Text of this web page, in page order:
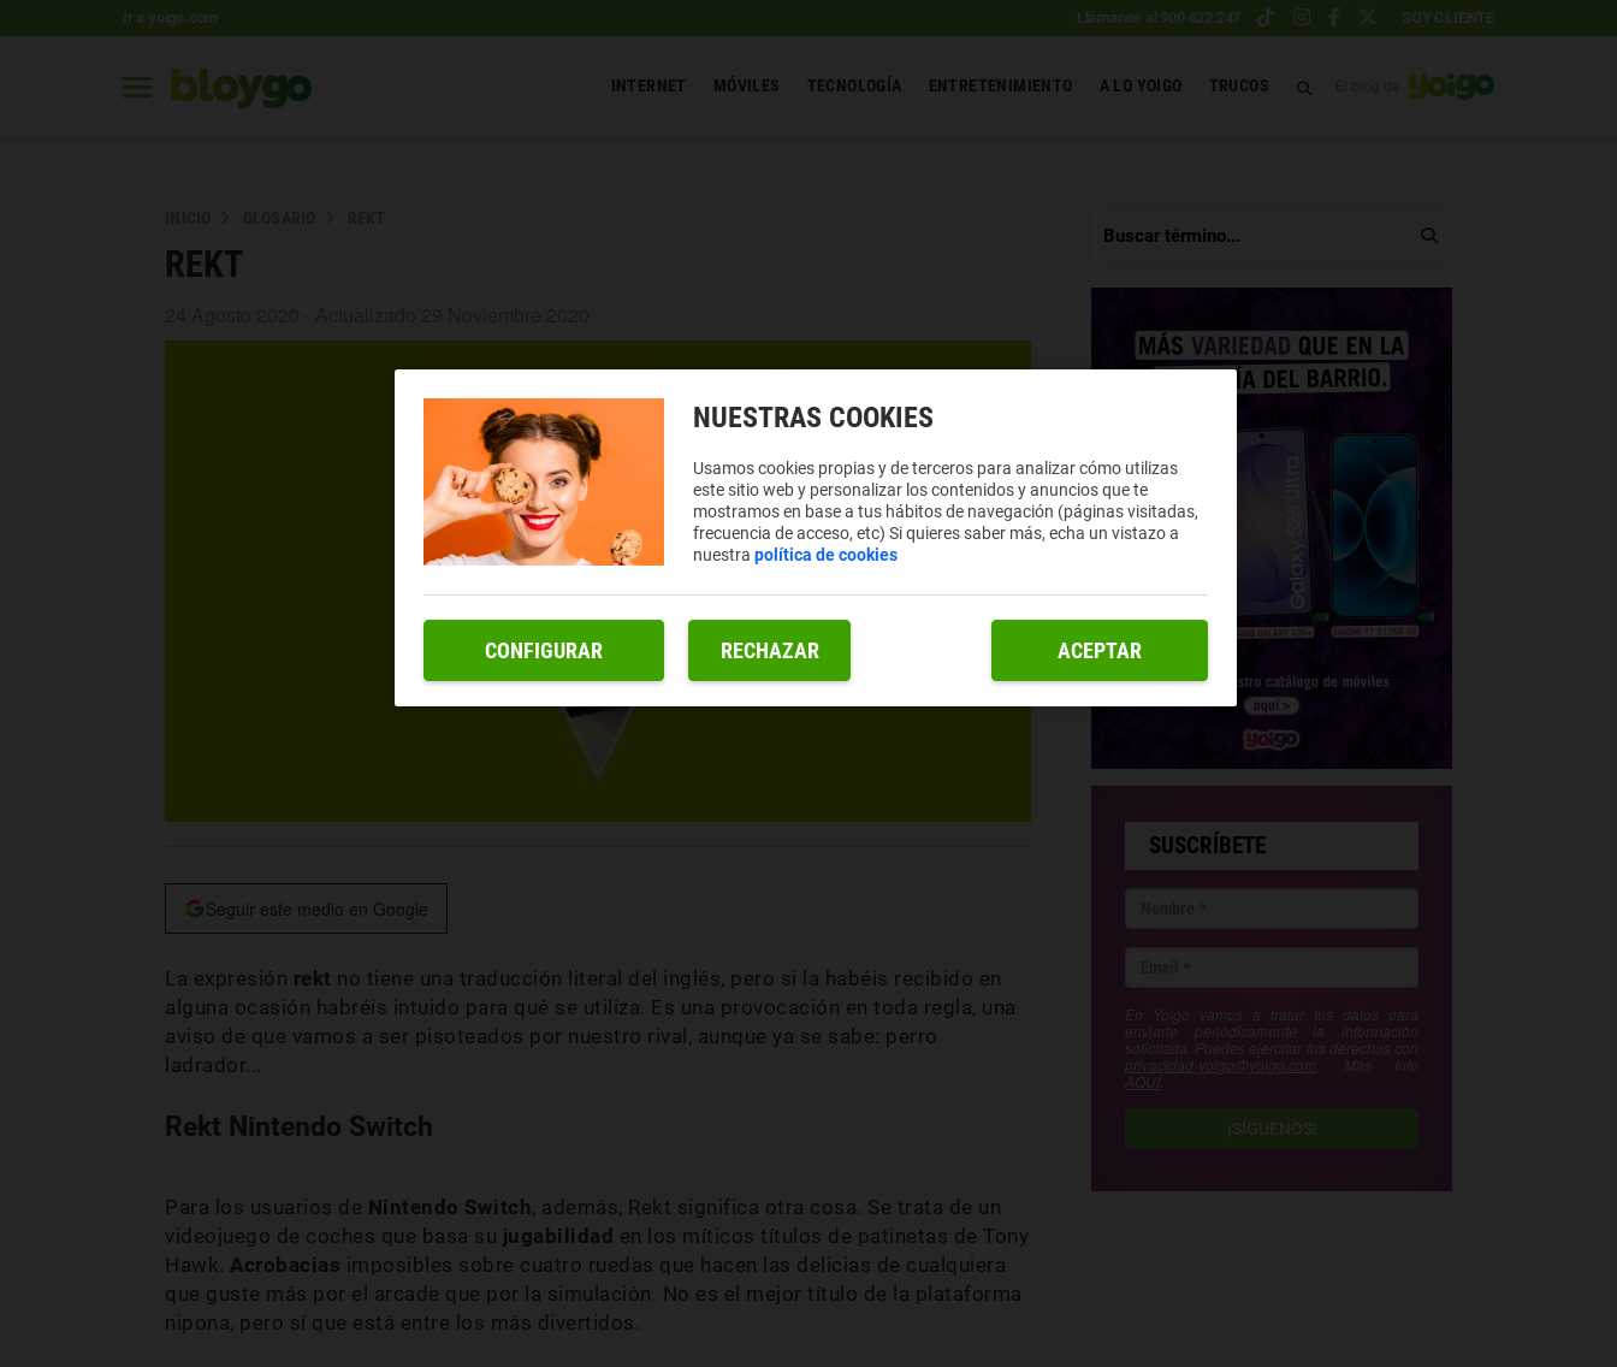
Ir a yoigo.com Llámanos al 900 622 247 SOY CLIENTE
INTERNET MÓVILES TECNOLOGÍA ENTRETENIMIENTO A LO YOIGO TRUCOS
REKT
Seguir este medio en Google
La expresión rekt no tiene una traducción literal del inglés, pero si la habéis recibido en
alguna ocasión habréis intuido para qué se utiliza. Es una provocación en toda regla, una
aviso de que vamos a ser pisoteados por nuestro rival, aunque ya se sabe: perro
ladrador...
Rekt Nintendo Switch
Para los usuarios de Nintendo Switch, además, Rekt significa otra cosa. Se trata de un
videojuego de coches que basa su jugabilidad en los míticos títulos de patinetas de Tony
Hawk. Acrobacias imposibles sobre cuatro ruedas que hacen las delicias de cualquiera
que guste más por el arcade que por la simulación. No es el mejor título de la plataforma
nipona, pero sí que está entre los más divertidos.
SUSCRÍBETE
En Yoigo vamos a tratar tus datos para
enviarte periódicamente la información
solicitada. Puedes ejercitar tus derechos con
privacidad-yoigo@yoigo.com . Más Info
AQUÍ
¡SÍGUENOS!
NUESTRAS COOKIES
Usamos cookies propias y de terceros para analizar cómo utilizas
este sitio web y personalizar los contenidos y anuncios que te
mostramos en base a tus hábitos de navegación (páginas visitadas,
frecuencia de acceso, etc) Si quieres saber más, echa un vistazo a
nuestrapolítica de cookies
RECHAZAR ACEPTAR
CONFIGURAR